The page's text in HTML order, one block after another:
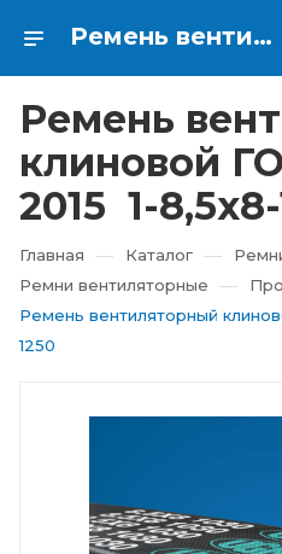
Ремень вентиляторный клиновой ГОСТ 5813-2015 1-8,5х8-1250 купить в Екатеринбурге ⇨ RTI-KUPI
Ремень
клиновой
2015 1-
Главная — Каталог —
Ремни вентиляторные —
Ремень вентиляторный
1250